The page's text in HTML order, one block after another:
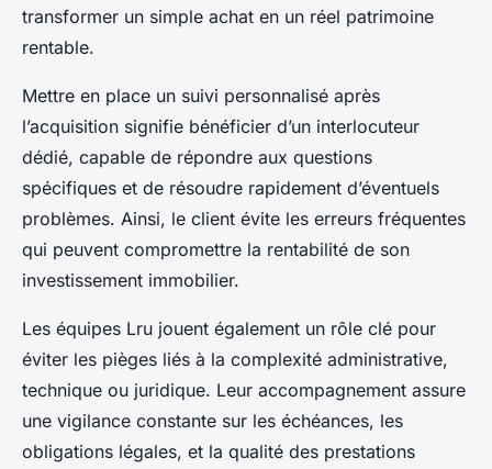
transformer un simple achat en un réel patrimoine
rentable.
Mettre en place un suivi personnalisé après
l’acquisition signifie bénéficier d’un interlocuteur
dédié, capable de répondre aux questions
spécifiques et de résoudre rapidement d’éventuels
problèmes. Ainsi, le client évite les erreurs fréquentes
qui peuvent compromettre la rentabilité de son
investissement immobilier.
Les équipes Lru jouent également un rôle clé pour
éviter les pièges liés à la complexité administrative,
technique ou juridique. Leur accompagnement assure
une vigilance constante sur les échéances, les
obligations légales, et la qualité des prestations